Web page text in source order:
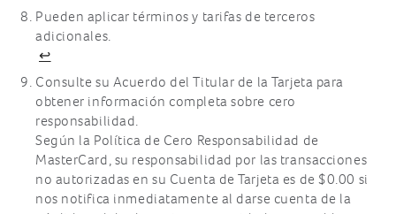
Pueden aplicar términos y tarifas de terceros
adicionales.
↩
Consulte su Acuerdo del Titular de la Tarjeta para
obtener información completa sobre cero
responsabilidad.
Según la Política de Cero Responsabilidad de
MasterCard, su responsabilidad por las transacciones
no autorizadas en su Cuenta de Tarjeta es de $0.00 si
nos notifica inmediatamente al darse cuenta de la